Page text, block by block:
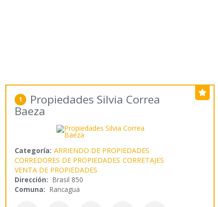
1 Propiedades Silvia Correa
Baeza
Categoría: ARRIENDO DE PROPIEDADES
CORREDORES DE PROPIEDADES CORRETAJES
VENTA DE PROPIEDADES
Dirección: Brasil 850
Comuna: Rancagua